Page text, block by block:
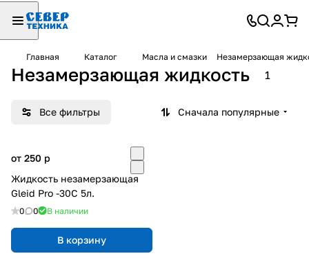
Главная Каталог Масла и смазки Незамерзающая
Незамерзающая жидкость 1
Все фильтры Сначала популярные
от 250 p
Жидкость незамерзающая
Gleid Pro -30С 5л.
0 0 В наличии
В корзину